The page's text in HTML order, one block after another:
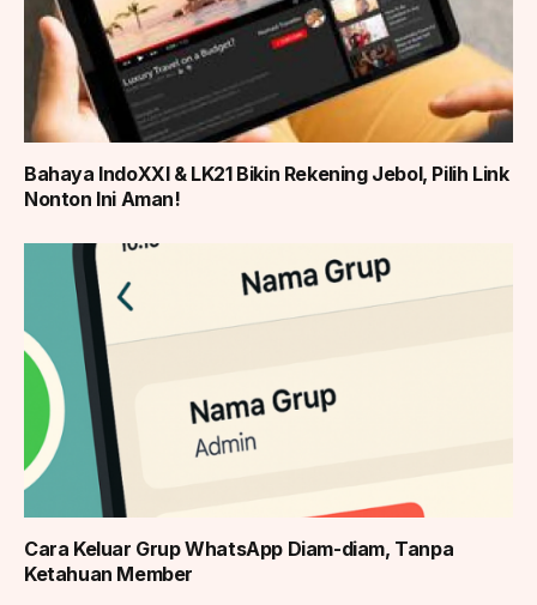
Bahaya IndoXXI & LK21 Bikin Rekening Jebol, Pilih Link
Nonton Ini Aman!
Cara Keluar Grup WhatsApp Diam-diam, Tanpa
Ketahuan Member